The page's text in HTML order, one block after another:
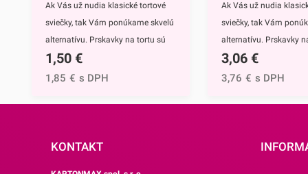
Ak Vás už nudia klasické tortové
sviečky, tak Vám ponúkame skvelú
alternatívu. Prskavky na tortu sú
mimoriadne efektným doplnkom
nielen na torty, ale môžete ich
ohúrite každého. Navyše tortu
1,50 €
1,85 € s DPH
Ak Vás už nudia
sviečky, tak Vám
alternatívu. Prskavky
hviezdičky a srdiečka
mimoriadne efektným
dezertov.Prskavky na
3,06 €
3,76 € s DPH
KONTAKT